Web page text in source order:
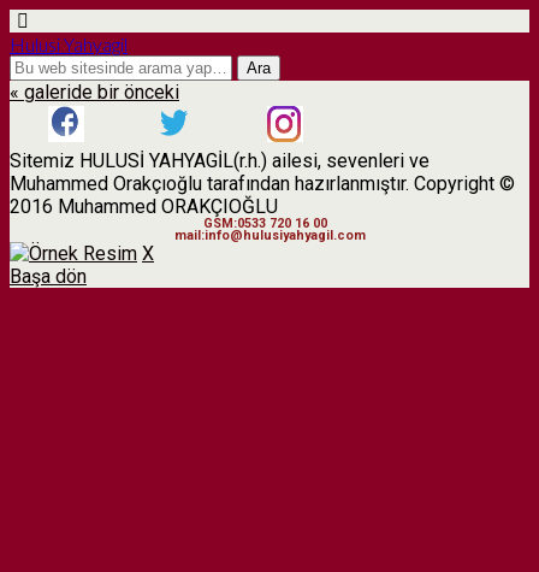
Hulusi Yahyagil
« galeride bir önceki
Sitemiz HULUSİ YAHYAGİL(r.h.) ailesi, sevenleri ve
Muhammed Orakçıoğlu tarafından hazırlanmıştır. Copyright ©
2016 Muhammed ORAKÇIOĞLU
GSM:0533 720 16 00
mail:info@hulusiyahyagil.com
X
Başa dön